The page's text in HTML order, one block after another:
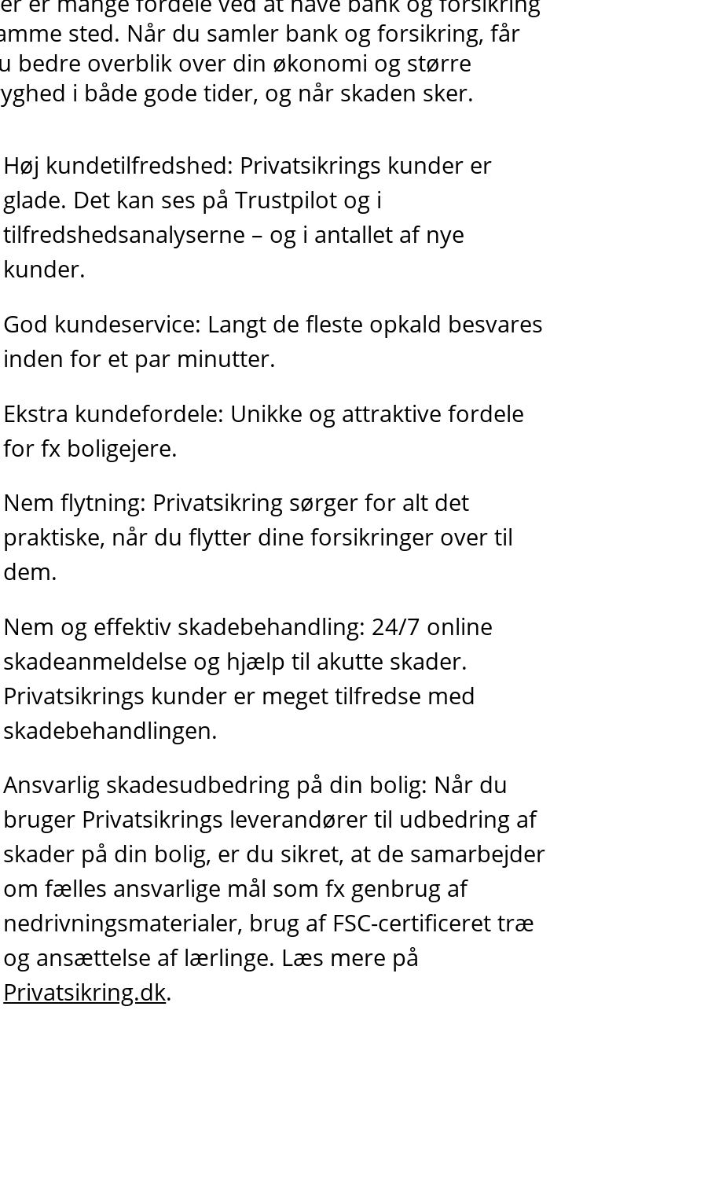
sted. Når du samler bank og forsikring, får
bedre overblik over din økonomi og større
i både gode tider, og når skaden sker.
Høj kundetilfredshed: Privatsikrings kunder er
glade. Det kan ses på Trustpilot og i
tilfredshedsanalyserne – og i antallet af nye
kunder.
God kundeservice: Langt de fleste opkald besvares
inden for et par minutter.
Ekstra kundefordele: Unikke og attraktive fordele
for fx boligejere.
Nem flytning: Privatsikring sørger for alt det
praktiske, når du flytter dine forsikringer over til
dem.
Nem og effektiv skadebehandling: 24/7 online
skadeanmeldelse og hjælp til akutte skader.
Privatsikrings kunder er meget tilfredse med
skadebehandlingen.
Ansvarlig skadesudbedring på din bolig: Når du
bruger Privatsikrings leverandører til udbedring af
skader på din bolig, er du sikret, at de samarbejder
om fælles ansvarlige mål som fx genbrug af
nedrivningsmaterialer, brug af FSC-certificeret træ
og ansættelse af lærlinge. Læs mere på
Privatsikring.dk.